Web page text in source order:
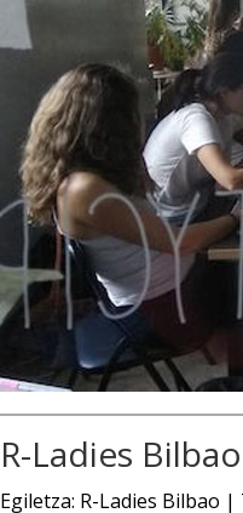
R-Ladies Bilbao
Egiletza: R-Ladies Bilbao